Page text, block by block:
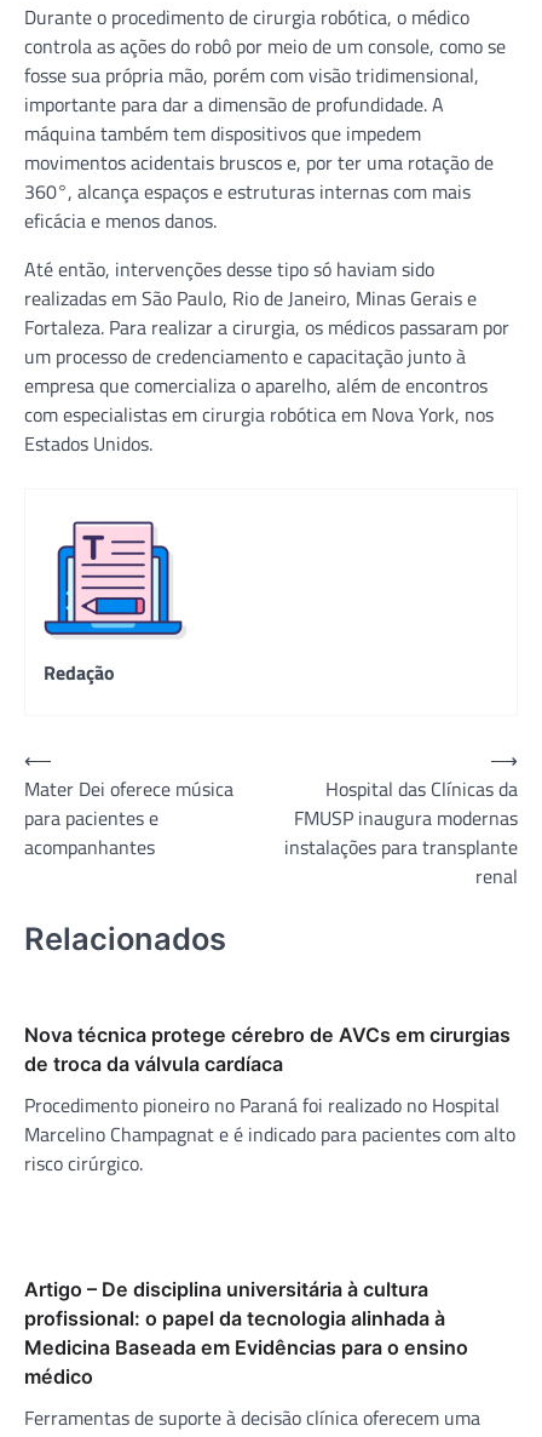
Durante o procedimento de cirurgia robótica, o médico
controla as ações do robô por meio de um console, como se
fosse sua própria mão, porém com visão tridimensional,
importante para dar a dimensão de profundidade. A
máquina também tem dispositivos que impedem
movimentos acidentais bruscos e, por ter uma rotação de
360°, alcança espaços e estruturas internas com mais
eficácia e menos danos.
Até então, intervenções desse tipo só haviam sido
realizadas em São Paulo, Rio de Janeiro, Minas Gerais e
Fortaleza. Para realizar a cirurgia, os médicos passaram por
um processo de credenciamento e capacitação junto à
empresa que comercializa o aparelho, além de encontros
com especialistas em cirurgia robótica em Nova York, nos
Estados Unidos.
Redação
Navegação
de
Post
⟵
Mater Dei oferece música
para pacientes e
acompanhantes
Hospital das Clínicas da
FMUSP inaugura modernas
instalações para transplante
renal
⟶
Relacionados
Nova técnica protege cérebro de AVCs em cirurgias
de troca da válvula cardíaca
Procedimento pioneiro no Paraná foi realizado no Hospital
Marcelino Champagnat e é indicado para pacientes com alto
risco cirúrgico.
Artigo – De disciplina universitária à cultura
profissional: o papel da tecnologia alinhada à
Medicina Baseada em Evidências para o ensino
médico
Ferramentas de suporte à decisão clínica oferecem uma